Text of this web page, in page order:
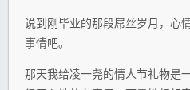
说到刚毕业的那段屌丝岁月，心
事情吧。
那天我给凌一尧的情人节礼物是